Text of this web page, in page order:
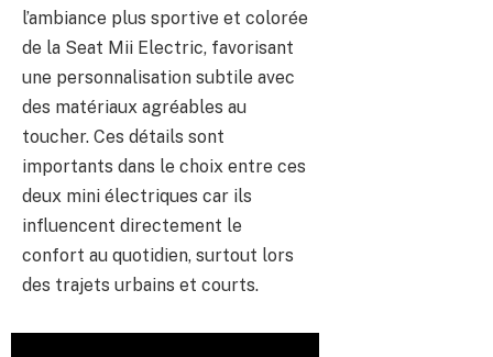
l’ambiance plus sportive et colorée
de la Seat Mii Electric, favorisant
une personnalisation subtile avec
des matériaux agréables au
toucher. Ces détails sont
importants dans le choix entre ces
deux mini électriques car ils
influencent directement le
confort au quotidien, surtout lors
des trajets urbains et courts.